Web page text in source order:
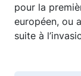
pour la
européen, ou
suite à